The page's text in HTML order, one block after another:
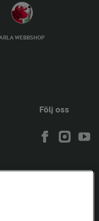
WEBBSHOP
Följ oss